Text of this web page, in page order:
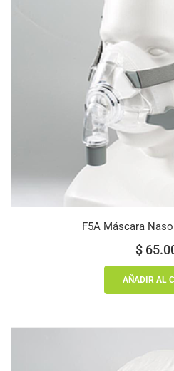
F5A Máscara
$
AÑADIR AL